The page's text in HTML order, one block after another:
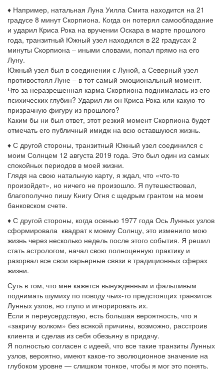
♦ Например, натальная Луна Уилла Смита находится на 21
градусе 8 минут Скорпиона. Когда он потерял самообладание
и ударил Криса Рока на вручении Оскара в марте прошлого
года, транзитный Южный узел находился в 22 градусах 2
минуты Скорпиона – иными словами, попал прямо на его
Луну.
Южный узел был в соединении с Луной, а Северный узел
противостоял Луне – в тот самый эмоциональный момент.
Что за неразрешенная карма Скорпиона поднималась из его
психических глубин? Ударил ли он Криса Рока или какую-то
призрачную фигуру из прошлого?
Каким бы ни был ответ, этот резкий момент Скорпиона будет
отмечать его публичный имидж на всю оставшуюся жизнь.
♦ С другой стороны, транзитный Южный узел соединился с
моим Солнцем 12 августа 2019 года. Это был один из самых
спокойных периодов в моей жизни.
Глядя на свою натальную карту, я ждал, что «что-то
произойдет», но ничего не произошло. Я путешествовал,
благополучно пишу Книгу Огня с щедрым грантом на моем
банковском счете.
♦ С другой стороны, когда осенью 1977 года Ось Лунных узлов
сформировала квадрат к моему Солнцу, это изменило мою
жизнь через несколько недель после этого события. Я решил
стать астрологом, начал свою полноценную практику и
разорвал все свои карьерные связи в традиционных сферах
жизни.
Суть в том, что мне кажется вынужденным и фальшивым
поднимать шумиху по поводу чьих-то предстоящих транзитов
Лунных узлов, но глупо и игнорировать их.
Если я переусердствую, есть большая вероятность, что я
«закричу волком» без всякой причины, возможно, расстроив
клиента и сделав из себя обезьяну в придачу.
Я полностью согласен с идеей, что все такие транзиты Лунных
узлов, вероятно, имеют какое-то эволюционное значение на
глубоком уровне — слишком тонкое, чтобы я мог это понять.